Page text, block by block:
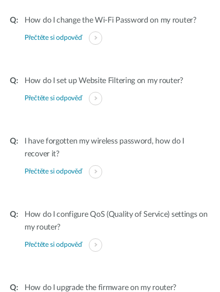
How do I change the Wi-Fi Password on my router?
Přečtěte si odpověď
How do I set up Website Filtering on my router?
Přečtěte si odpověď
I have forgotten my wireless password, how do I
recover it?
Přečtěte si odpověď
How do I configure QoS (Quality of Service) settings on
my router?
Přečtěte si odpověď
How do I upgrade the firmware on my router?